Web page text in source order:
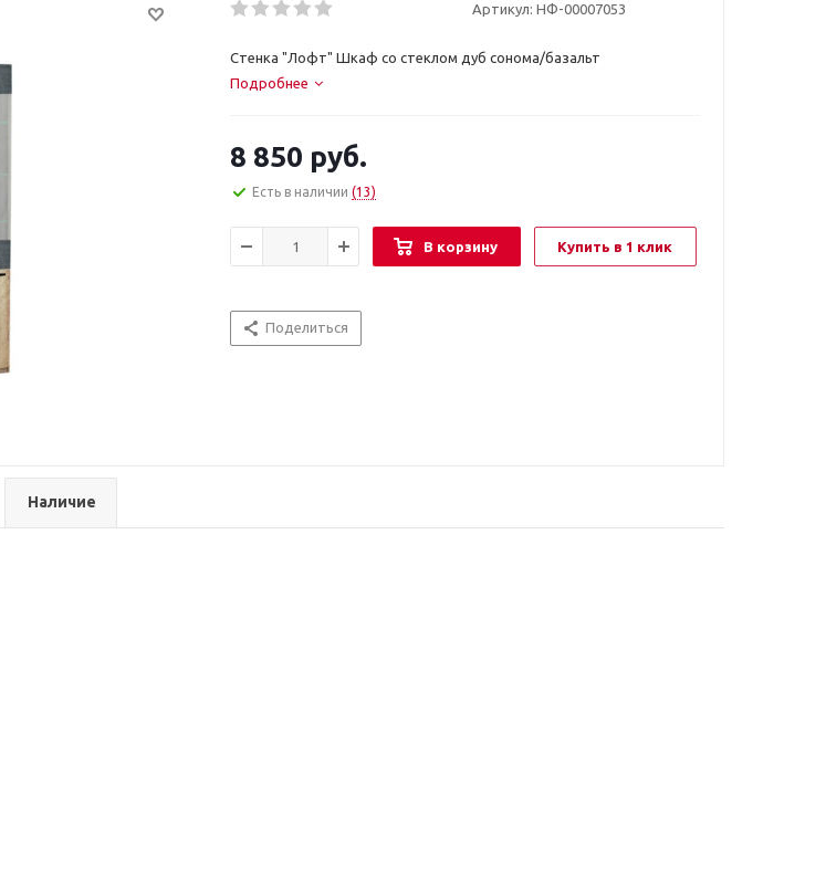
Артикул: НФ-00007053
Стенка "Лофт" Шкаф со стеклом дуб сонома/базальт
Подробнее
8 850 руб.
Есть в наличии (13)
В корзину Купить в 1 клик
Поделиться
Наличие